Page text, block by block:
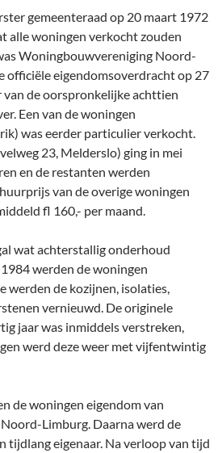
gemeenteraad op 20 maart 1972
alle woningen verkocht zouden
Woningbouwvereniging Noord-
officiële eigendomsoverdracht op 27
van de oorspronkelijke achttien
Een van de woningen
was eerder particulier verkocht.
23, Melderslo) ging in mei
en de restanten werden
van de overige woningen
fl 160,- per maand.
wat achterstallig onderhoud
werden de woningen
werden de kozijnen, isolaties,
vernieuwd. De originele
jaar was inmiddels verstreken,
werd deze weer met vijfentwintig
de woningen eigendom van
Limburg. Daarna werd de
tijdlang eigenaar. Na verloop van tijd